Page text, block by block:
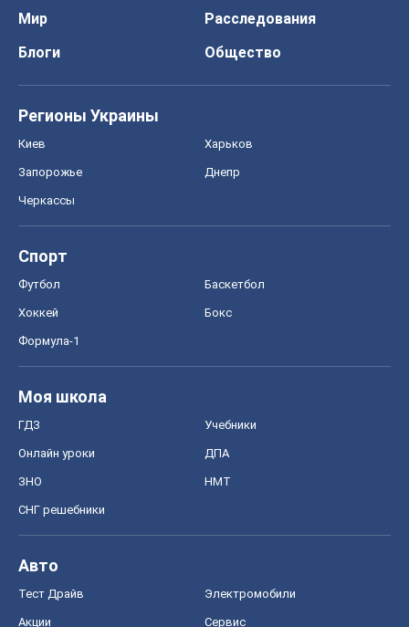
Мир
Расследования
Блоги
Общество
Регионы Украины
Киев Харьков
Запорожье Днепр
Черкассы
Спорт
Футбол Баскетбол
Хоккей Бокс
Формула-1
Моя школа
ГДЗ Учебники
Онлайн уроки ДПА
ЗНО НМТ
СНГ решебники
Авто
Тест Драйв Электромобили
Акции Сервис